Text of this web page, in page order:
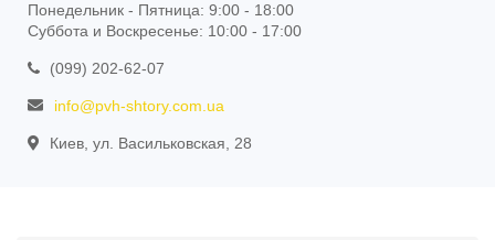
Понедельник - Пятница: 9:00 - 18:00
Суббота и Воскресенье: 10:00 - 17:00
(099) 202-62-07
info@pvh-shtory.com.ua
Киев, ул. Васильковская, 28